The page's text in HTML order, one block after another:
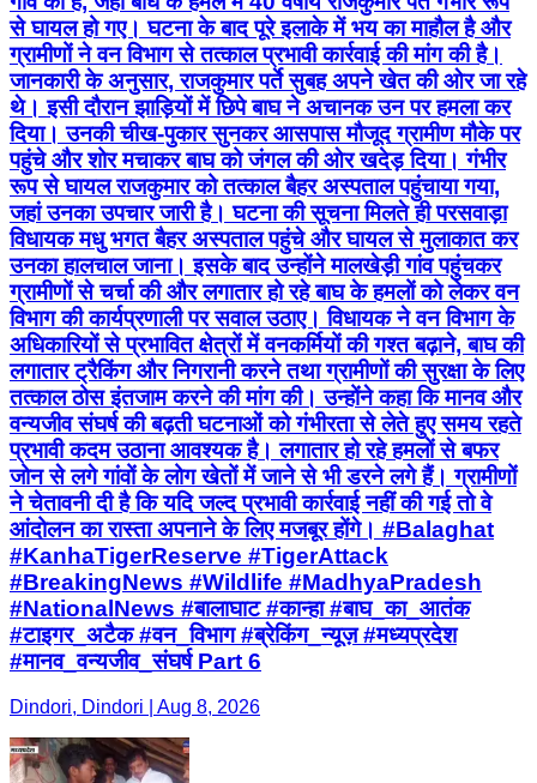
से घायल हो गए। घटना के बाद पूरे इलाके में भय का माहौल है और
ग्रामीणों ने वन विभाग से तत्काल प्रभावी कार्रवाई की मांग की है।
जानकारी के अनुसार, राजकुमार पर्ते सुबह अपने खेत की ओर जा रहे
थे। इसी दौरान झाड़ियों में छिपे बाघ ने अचानक उन पर हमला कर
दिया। उनकी चीख-पुकार सुनकर आसपास मौजूद ग्रामीण मौके पर
पहुंचे और शोर मचाकर बाघ को जंगल की ओर खदेड़ दिया। गंभीर
रूप से घायल राजकुमार को तत्काल बैहर अस्पताल पहुंचाया गया,
जहां उनका उपचार जारी है। घटना की सूचना मिलते ही परसवाड़ा
विधायक मधु भगत बैहर अस्पताल पहुंचे और घायल से मुलाकात कर
उनका हालचाल जाना। इसके बाद उन्होंने मालखेड़ी गांव पहुंचकर
ग्रामीणों से चर्चा की और लगातार हो रहे बाघ के हमलों को लेकर वन
विभाग की कार्यप्रणाली पर सवाल उठाए। विधायक ने वन विभाग के
अधिकारियों से प्रभावित क्षेत्रों में वनकर्मियों की गश्त बढ़ाने, बाघ की
लगातार ट्रैकिंग और निगरानी करने तथा ग्रामीणों की सुरक्षा के लिए
तत्काल ठोस इंतजाम करने की मांग की। उन्होंने कहा कि मानव और
वन्यजीव संघर्ष की बढ़ती घटनाओं को गंभीरता से लेते हुए समय रहते
प्रभावी कदम उठाना आवश्यक है। लगातार हो रहे हमलों से बफर
जोन से लगे गांवों के लोग खेतों में जाने से भी डरने लगे हैं। ग्रामीणों
ने चेतावनी दी है कि यदि जल्द प्रभावी कार्रवाई नहीं की गई तो वे
आंदोलन का रास्ता अपनाने के लिए मजबूर होंगे। #Balaghat
#KanhaTigerReserve #TigerAttack
#BreakingNews #Wildlife #MadhyaPradesh
#NationalNews #बालाघाट #कान्हा #बाघ_का_आतंक
#टाइगर_अटैक #वन_विभाग #ब्रेकिंग_न्यूज़ #मध्यप्रदेश
#मानव_वन्यजीव_संघर्ष Part 6
Dindori, Dindori | Aug 8, 2026